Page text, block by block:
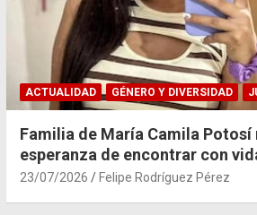
ACTUALIDAD GÉNERO Y DIVERSIDAD
Familia de María Camila Potosí
esperanza de encontrar con
23/07/2026 Felipe Rodríguez Pérez